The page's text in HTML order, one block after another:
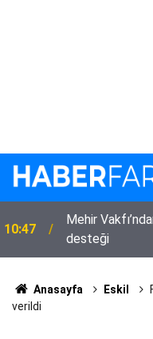
09:20
Uzmanlardan
Sadece Para
Anasayfa Eskil
verildi